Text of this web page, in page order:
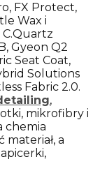
FX Protect,
Wax i
Gyeon Q2
Seat Coat,
Solutions
Fabric 2.0.
,
mikrofibry i
chemia
a